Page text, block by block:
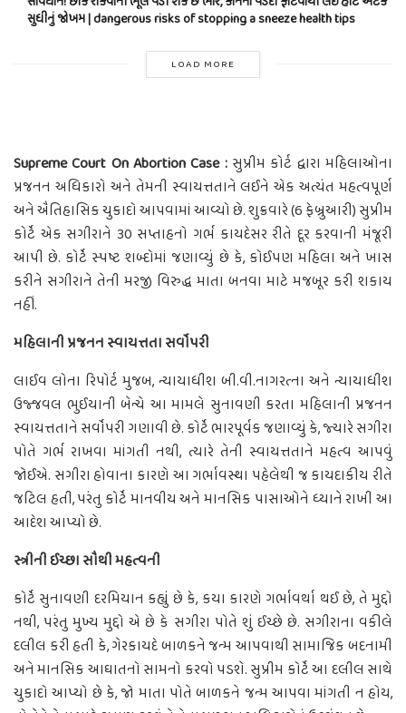
સુધીનું જોખમ | dangerous risks of stopping a sneeze health tips
LOAD MORE
Supreme Court On Abortion Case : સુપ્રીમ કોર્ટ દ્વારા મહિલાઓના
પ્રજનન અધિકારો અને તેમની સ્વાયત્તતાને લઈને એક અત્યંત મહત્વપૂર્ણ
અને ઐતિહાસિક ચુકાદો આપવામાં આવ્યો છે. શુક્રવારે (6 ફેબ્રુઆરી) સુપ્રીમ
કોર્ટે એક સગીરાને 30 સપ્તાહનો ગર્ભ કાયદેસર રીતે દૂર કરવાની મંજૂરી
આપી છે. કોર્ટે સ્પષ્ટ શબ્દોમાં જણાવ્યું છે કે, કોઈપણ મહિલા અને ખાસ
કરીને સગીરાને તેની મરજી વિરુદ્ધ માતા બનવા માટે મજબૂર કરી શકાય
નહીં.
મહિલાની પ્રજનન સ્વાયત્તતા સર્વોપરી
લાઈવ લોના રિપોર્ટ મુજબ, ન્યાયાધીશ બી.વી.નાગરત્ના અને ન્યાયાધીશ
ઉજ્જવલ ભુઈયાની બેન્ચે આ મામલે સુનાવણી કરતા મહિલાની પ્રજનન
સ્વાયત્તતાને સર્વોપરી ગણાવી છે. કોર્ટે ભારપૂર્વક જણાવ્યું કે, જ્યારે સગીરા
પોતે ગર્ભ રાખવા માંગતી નથી, ત્યારે તેની સ્વાયત્તતાને મહત્વ આપવું
જોઈએ. સગીરા હોવાના કારણે આ ગર્ભાવસ્થા પહેલેથી જ કાયદાકીય રીતે
જટિલ હતી, પરંતુ કોર્ટે માનવીય અને માનસિક પાસાઓને ધ્યાને રાખી આ
આદેશ આપ્યો છે.
સ્ત્રીની ઈચ્છા સૌથી મહત્વની
કોર્ટે સુનાવણી દરમિયાન કહ્યું છે કે, કયા કારણે ગર્ભાવર્થા થઈ છે, તે મુદ્દો
નથી, પરંતુ મુખ્ય મુદ્દો એ છે કે સગીરા પોતે શું ઈચ્છે છે. સગીરાના વકીલે
દલીલ કરી હતી કે, ગેરકાયદે બાળકને જન્મ આપવાથી સામાજિક બદનામી
અને માનસિક આઘાતનો સામનો કરવો પડશે. સુપ્રીમ કોર્ટે આ દલીલ સાથે
ચુકાદો આપ્યો છે કે, જો માતા પોતે બાળકને જન્મ આપવા માંગતી ન હોય,